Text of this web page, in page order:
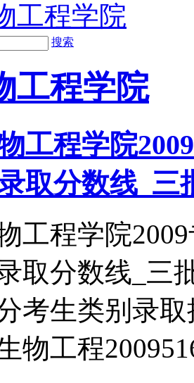
工程学院
搜索
工程学院
工程学院
取分数线_三
工程学院
取分数线_三
考生类别录取
物工程